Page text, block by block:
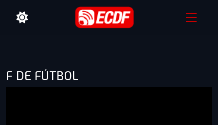
F DE FÚTBOL